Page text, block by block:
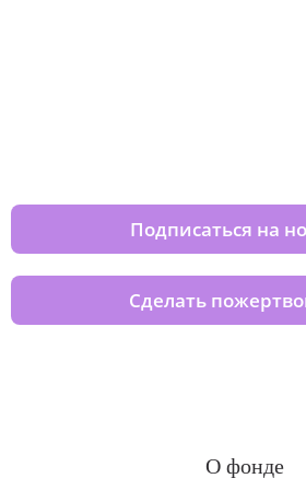
Подписаться на
Сделать
О фонде